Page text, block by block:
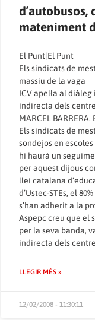
d’autobusos,
mateniment
El Punt|El Punt
Els sindicats de
massiu de la vaga
ICV apel·la al
indirecta dels
MARCEL
Els sindicats de
sondejos en
hi haurà un
per aquest dijous
llei catalana
d’Ustec-STEs, el
s’han adherit a la
Aspepc creu que el
per la seva banda,
indirecta dels
LLEGIR MÉS »
12/02/2008 - 11:30:11